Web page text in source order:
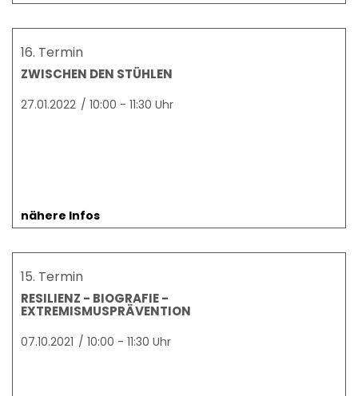
16. Termin
ZWISCHEN DEN STÜHLEN
27.01.2022 / 10:00 - 11:30 Uhr
nähere Infos
15. Termin
RESILIENZ - BIOGRAFIE -
EXTREMISMUSPRÄVENTION
07.10.2021 / 10:00 - 11:30 Uhr